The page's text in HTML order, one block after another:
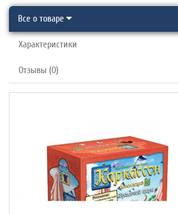
Все о товаре
Характеристики
Отзывы (0)